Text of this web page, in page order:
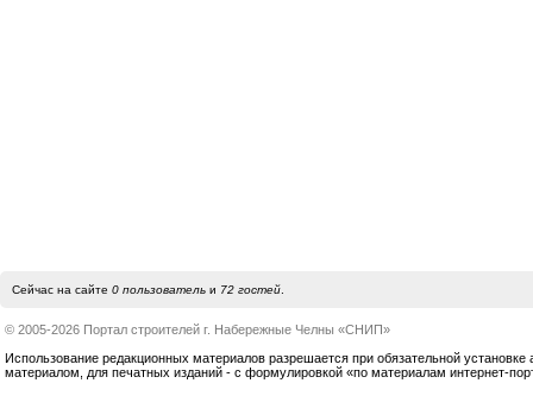
Сейчас на сайте 0 пользовательи 72 гостей.
© 2005-2026 Портал строителей г. Набережные Челны «СНИП»
Использование редакционных материалов разрешается при обязательной установке
материалом, для печатных изданий - с формулировкой «по материалам интернет-